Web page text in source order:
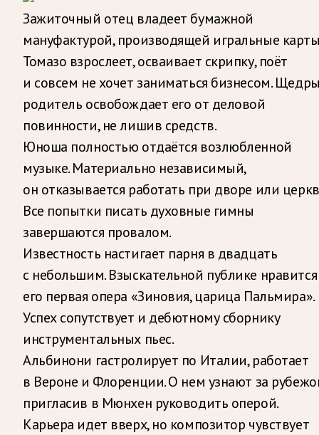
Зажиточный отец владеет бумажной
мануфактурой, производящей игральные
Томазо взрослеет, осваивает скрипку, поёт
и совсем не хочет заниматься бизнесом.
родитель освобождает его от деловой
повинности, не лишив средств.
Юноша полностью отдаётся возлюбленной
музыке. Материально независимый,
он отказывается работать при дворе или
Все попытки писать духовные гимны
завершаются провалом.
Известность настигает парня в двадцать
с небольшим. Взыскательной публике нравится
его первая опера «Зиновия, царица Пальмира».
Успех сопутствует и дебютному сборнику
инструментальных пьес.
Альбинони гастролирует по Италии, работает
в Вероне и Флоренции. О нем узнают за
пригласив в Мюнхен руководить оперой.
Карьера идет вверх, но композитор чувствует